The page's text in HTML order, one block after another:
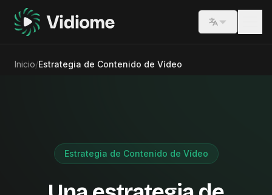
Switch
Inicio/Estrategia de Contenido de Vídeo
Estrategia de Contenido de Vídeo